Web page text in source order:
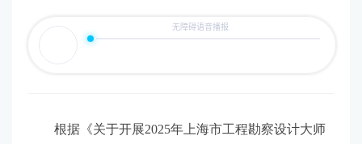
根据《关于开展2025年上海市工程勘察设计大师